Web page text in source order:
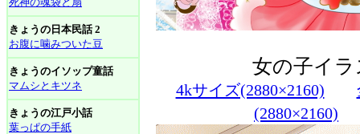
きょうの日本民話 2
お腹に噛みついた豆
きょうのイソップ童話
マムシとキツネ
きょうの江戸小話
葉っぱの手紙
女の子イ
4kサイズ(2880×2160)
(2880×2160)